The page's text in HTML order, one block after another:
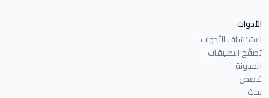
الأدوات
استكشاف الأدوات
تصفّح التطبيقات
المدونة
قصص
بحث